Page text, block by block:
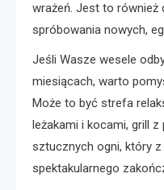
wrażeń. Jest to również
spróbowania nowych,
Jeśli Wasze wesele
miesiącach, warto
Może to być strefa
leżakami i kocami, grill
sztucznych ogni, który
spektakularnego